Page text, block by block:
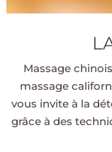
Massage
massage
vous invite à la
grâce à des